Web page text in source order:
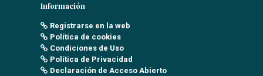
Información
Registrarse en la web
Política de cookies
Condiciones de Uso
Política de Privacidad
Declaración de Acceso Abierto